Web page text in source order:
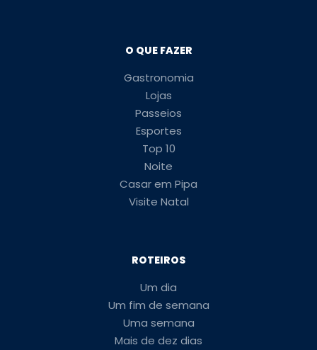
O QUE FAZER
Gastronomia
Lojas
Passeios
Esportes
Top 10
Noite
Casar em Pipa
Visite Natal
ROTEIROS
Um dia
Um fim de semana
Uma semana
Mais de dez dias